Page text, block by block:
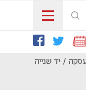
/ יד שנייה